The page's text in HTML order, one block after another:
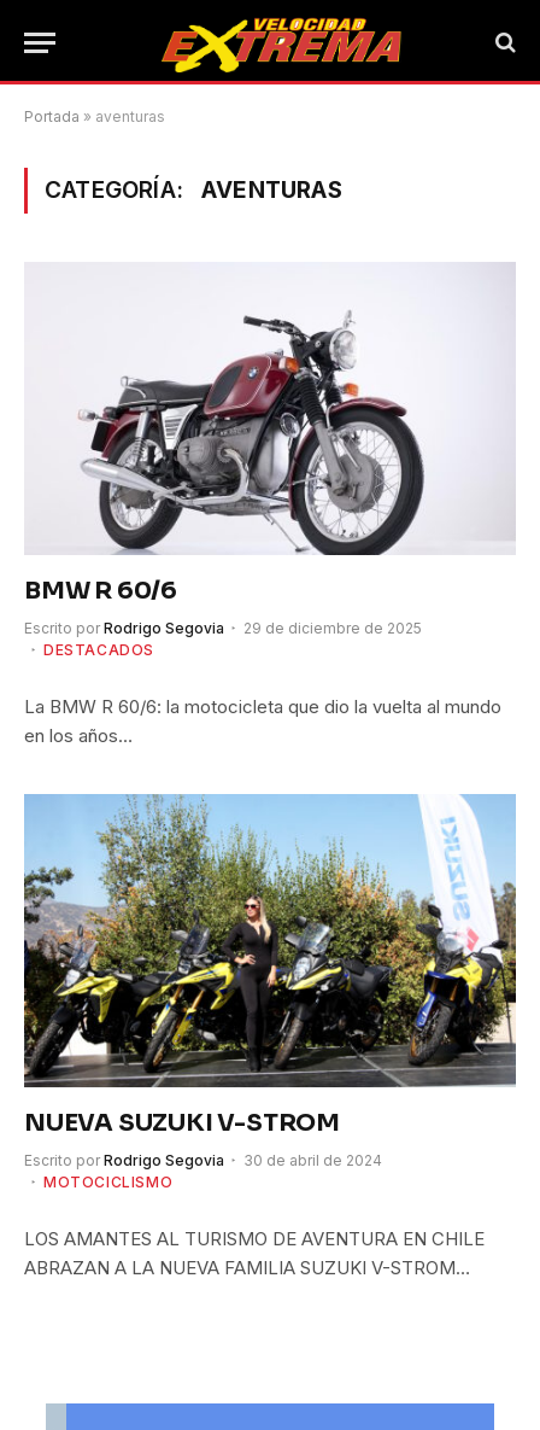
Portada » aventuras
CATEGORÍA: AVENTURAS
BMW R 60/6
Escrito por Rodrigo Segovia
29 de diciembre de 2025
DESTACADOS
La BMW R 60/6: la motocicleta que dio la vuelta al mundo
en los años…
NUEVA SUZUKI V-STROM
Escrito por Rodrigo Segovia
30 de abril de 2024
MOTOCICLISMO
LOS AMANTES AL TURISMO DE AVENTURA EN CHILE
ABRAZAN A LA NUEVA FAMILIA SUZUKI V-STROM…